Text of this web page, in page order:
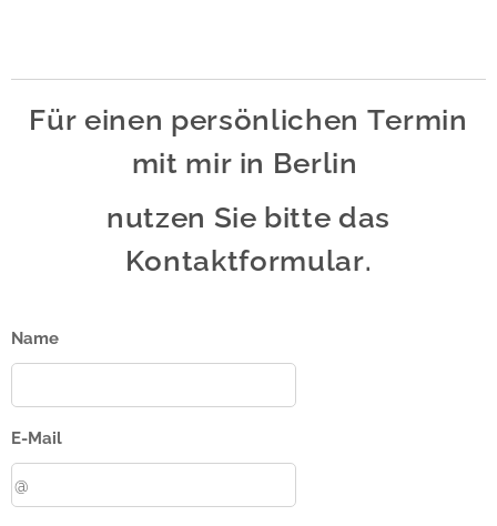
Für einen persönlichen Termin
mit mir in Berlin
nutzen Sie bitte das
Kontaktformular.
Name
E-Mail